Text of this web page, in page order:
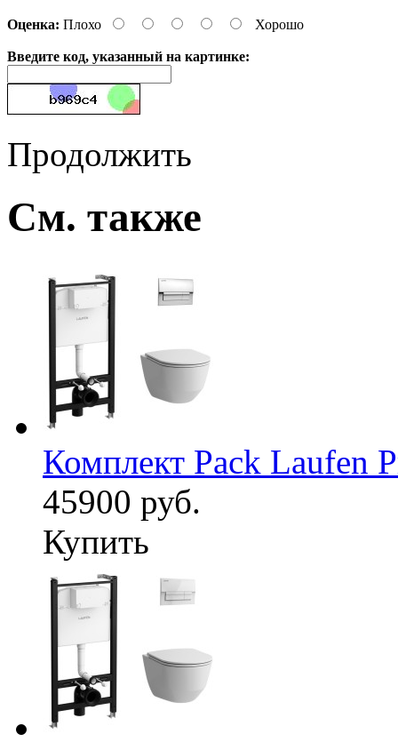
Оценка: Плохо Хорошо
Введите код, указанный на картинке:
Продолжить
См. также
Комплект Pack Laufen
45900 руб.
Купить